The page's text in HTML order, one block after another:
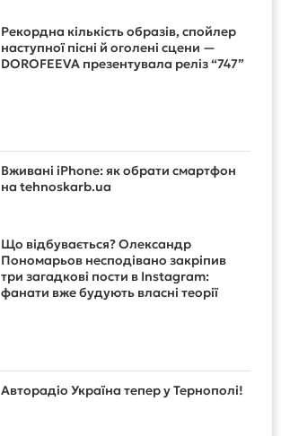
Рекордна кількість образів, спойлер
наступної пісні й оголені сцени —
DOROFEEVA презентувала реліз “747”
Вживані iPhone: як обрати смартфон
на tehnoskarb.ua
Що відбувається? Олександр
Пономарьов несподівано закріпив
три загадкові пости в Instagram:
фанати вже будують власні теорії
Авторадіо Україна тепер у Тернополі!